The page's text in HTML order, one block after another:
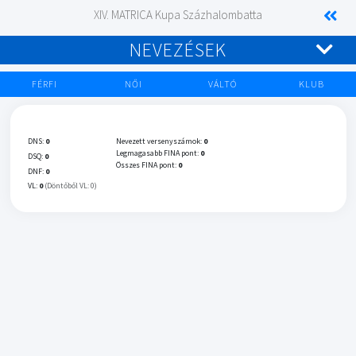
XIV. MATRICA Kupa Százhalombatta
NEVEZÉSEK
FÉRFI NŐI VÁLTÓ KLUB
DNS: 0
DSQ: 0
DNF: 0
VL: 0 (Döntőből VL: 0)
Nevezett versenyszámok: 0
Legmagasabb FINA pont: 0
Összes FINA pont: 0